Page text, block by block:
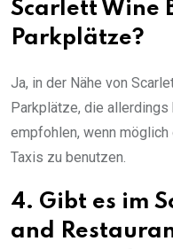
Scarlett Wine
Parkplätze?
Ja, in der Nähe von
Parkplätze, die
empfohlen, wenn
Taxis zu benutzen.
4. Gibt es im
and